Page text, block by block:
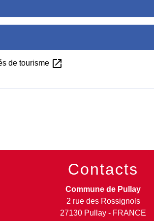
de tourisme open_in_new
Contacts
Commune de Pullay
2 rue des Rossignols
27130 Pullay - FRANCE